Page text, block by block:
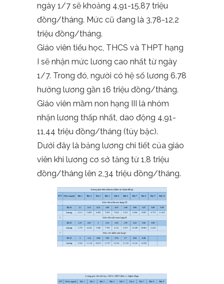
ngày 1/7 sẽ khoảng 4,91-15,87 triệu
đồng/tháng. Mức cũ đang là 3,78-12,2
triệu đồng/tháng.
Giáo viên tiểu học, THCS và THPT hạng
I sẽ nhận mức lương cao nhất từ ngày
1/7. Trong đó, người có hệ số lương 6.78
hưởng lương gần 16 triệu đồng/tháng.
Giáo viên mầm non hạng III là nhóm
nhận lương thấp nhất, dao động 4,91-
11,44 triệu đồng/tháng (tùy bậc).
Dưới đây là bảng lương chi tiết của giáo
viên khi lương cơ sở tăng từ 1,8 triệu
đồng/tháng lên 2,34 triệu đồng/tháng.